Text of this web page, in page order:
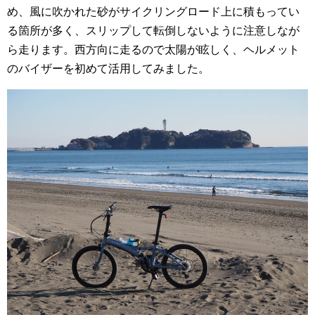
め、風に吹かれた砂がサイクリングロード上に積もってい
る箇所が多く、スリップして転倒しないように注意しなが
ら走ります。西方向に走るので太陽が眩しく、ヘルメット
のバイザーを初めて活用してみました。